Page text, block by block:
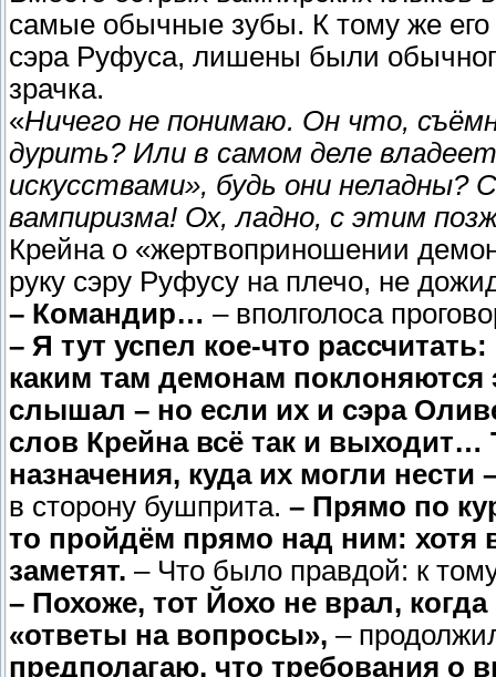
самые обычные зубы. К тому же
сэра Руфуса, лишены были
зрачка.
«Ничего не понимаю. Он что,
дурить? Или в самом деле
искусствами», будь они неладны?
вампиризма! Ох, ладно, с этим
Крейна о «жертвоприношении
руку сэру Руфусу на плечо, не
– Командир… – вполголоса
– Я тут успел кое-что
каким там демонам поклоняются
слышал – но если их и сэра
слов Крейна всё так и
назначения, куда их могли нести
в сторону бушприта. – Прямо по
то пройдём прямо над ним: хотя
заметят. – Что было правдой: к
– Похоже, тот Йохо не врал,
«ответы на вопросы», –
предполагаю, что требования о